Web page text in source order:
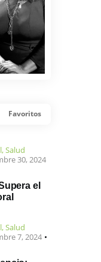
Favoritos
,Salud
30, 2024
el
,Salud
7, 2024